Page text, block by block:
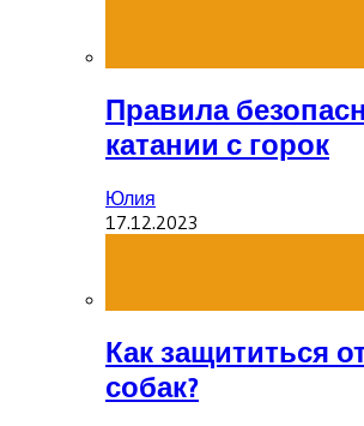
Правила
катании с горок
Юлия
17.12.2023
Как защититься
собак?